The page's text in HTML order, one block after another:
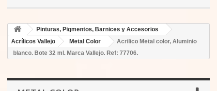
Pinturas, Pigmentos, Barnices y Accesorios
Acrílicos Vallejo
Metal Color
Acrilico Metal color, Aluminio
blanco. Bote 32 ml. Marca Vallejo. Ref: 77706.